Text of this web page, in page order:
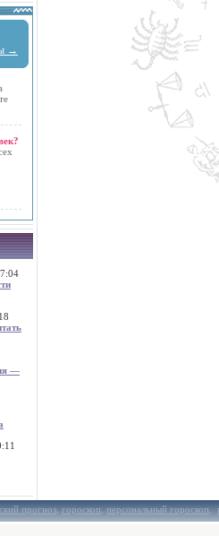
→
—
прогноз,гороскоп,персональный гороскоп,